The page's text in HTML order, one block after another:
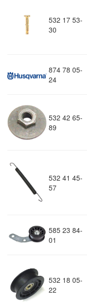
532 17 53-
30
874 78 05-
24
532 42 65-
89
532 41 45-
57
585 23 84-
01
532 18 05-
22